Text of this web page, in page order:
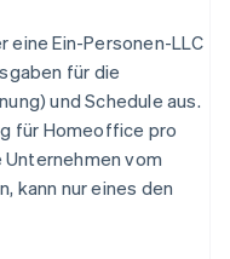
eine Ein-Personen-LLC
für die
und Schedule aus.
für Homeoffice pro
Unternehmen vom
kann nur eines den